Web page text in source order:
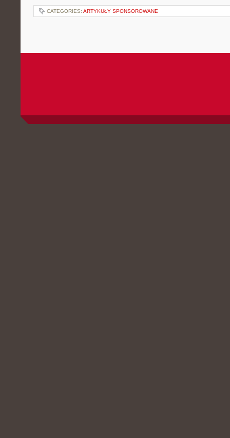
CATEGORIES: ARTYKUŁY SPONSOROWANE